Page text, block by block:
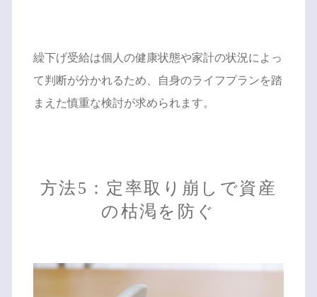
繰下げ受給は個人の健康状態や家計の状況によっ
て判断が分かれるため、自身のライフプランを踏
まえた慎重な検討が求められます。
方法5：定率取り崩しで資産
の枯渇を防ぐ